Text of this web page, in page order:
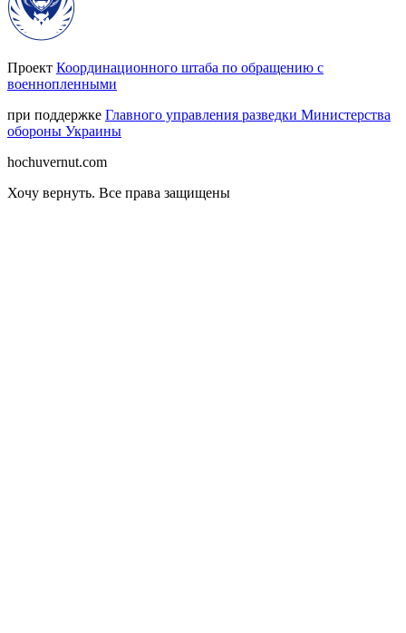
Проект Координационного штаба по обращению с
военнопленными
при поддержке Главного управления разведки Министерства
обороны Украины
hochuvernut.com
Хочу вернуть. Все права защищены